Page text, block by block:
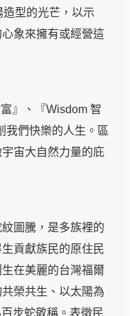
型的光芒，以示
心象來擁有或經營這
』、『Wisdom 智
我們快樂的人生。區
宙大自然力量的庇
圖騰，是多族裡的
貢獻族民的原住民
在美麗的台灣福爾
榮共生、以太陽為
步蛇敬稱。表徵民